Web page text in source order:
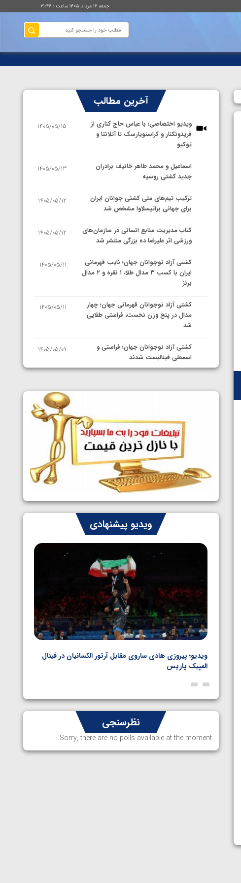
جمعه ۱۶ مرداد ۱۴۰۵ ساعت : ۲۱:۴۶
آخرین مطالب
ویدیو اختصاصی؛ با عباس حاج کناری از
فریدونکنار و کراسنویارسک تا آتلانتا و
توکیو
1405/05/15
اسماعیل و محمد طاهر خانیف برادران
جدید کشتی روسیه
1405/05/13
ترکیب تیم‌های ملی کشتی جوانان ایران
برای جهانی براتیسلاوا مشخص شد
1405/05/12
کتاب مدیریت منابع انسانی در سازمان‌های
ورزشی اثر علیرضا ده بزرگی منتشر شد
1405/05/12
کشتی آزاد نوجوانان جهان؛ نایب قهرمانی
ایران با کسب ۳ مدال طلا، ۱ نقره و ۲ مدال
برنز
1405/05/11
کشتی آزاد نوجوانان قهرمانی جهان؛ چهار
مدال در پنج وزن نخست، فراستی طلایی
شد
1405/05/11
کشتی آزاد نوجوانان جهان؛ فراستی و
اسمعلی فینالیست شدند
1405/05/09
نمایندگان ایران مشخص شدند
سوم برای ایران
1405/05/07
ایران چشم به راه چهار مدال در پنج وزن
دوم کشتی فرنگی نوجوانان جهان
1405/05/06
ویدیو پیشنهادی
ویدیو؛ پیروزی هادی ساروی مقابل آرتور الکسانیان در فینال
المپیک پاریس
نظرسنجی
Sorry, there are no polls available at the moment.